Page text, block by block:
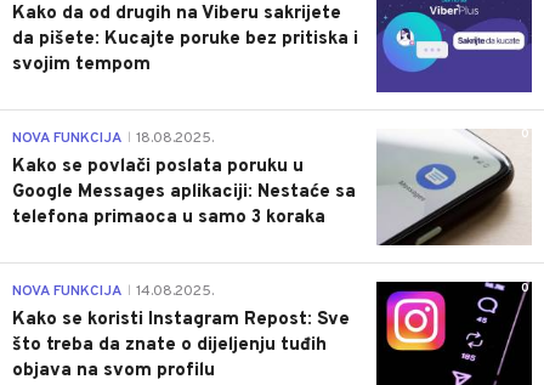
Kako da od drugih na Viberu sakrijete
da pišete: Kucajte poruke bez pritiska i
svojim tempom
0
NOVA FUNKCIJA 18.08.2025.
Kako se povlači poslata poruku u
Google Messages aplikaciji: Nestaće sa
telefona primaoca u samo 3 koraka
0
NOVA FUNKCIJA 14.08.2025.
Kako se koristi Instagram Repost: Sve
što treba da znate o dijeljenju tuđih
objava na svom profilu